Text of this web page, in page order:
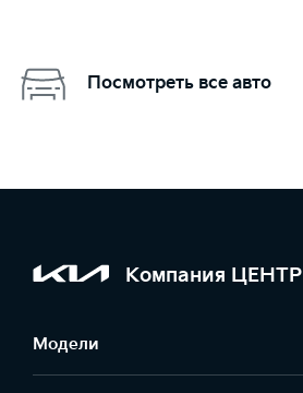
Посмотреть все авто
Компания ЦЕНТР
Модели